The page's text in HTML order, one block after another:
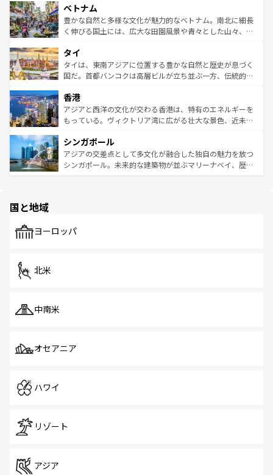
参照してほしい。
容にもいいと評判のスイーツなど、バラエティ豊かな料理
が味わえる。 なお、新着の台湾情報は コンテンツ一覧を参
照してほしい。
き、地方に足を延ばせば四季折々の自然美を楽しむことが
できる。そして、キムチや焼肉、絶品のストリートフード
まで、さまざまな韓国料理が待っている。夜には、韓国な
リティに包まれながら、韓国の多彩な魅力を心ゆくまで味
わってみてほしい。 なお、新着の韓国情報はコンテンツ一
覧を参照してほしい。
ベトナム
豊かな自然と多様な文化が魅力的なベトナム。南北に細長
く伸びる国土には、広大な田園風景や青々とした山々、世
急速な発展と共に伝統が息づく。ハノイの古い町並みやホ
ーチミン市のフランス統治時代の建物も、独特の雰囲気を
醸し出している。また、バラエティの豊かさとおいしさで
とつ。フォーやバインミー、ベトナムコーヒーなどは、ぜ
ひ現地で味わいたい。どの地域を訪れてもあたたかい人々
が旅行者を迎えてくれるので、きっと忘れられない旅にな
参照してほしい。
タイ
タイは、東南アジアに位置する豊かな自然と歴史が息づく
国だ。首都バンコクは高層ビルが立ち並ぶ一方、伝統的な
の活気が交差している。北部ではチェンマイなどの山岳地
帯で自然と触れ合い、南部ではプーケットやクラビの美し
いビーチでリゾート気分を楽しむことができる。タイ料理
激する。気候は一年中温暖で、どの季節にも異なる楽しみ
が待っている。親しみやすいタイの人々、仏教を中心とし
た文化、そして多様な観光資源が、訪れる旅人を魅了し続
香港
アジアと西洋の文化が交わる香港は、特有のエネルギーを
もっている。ヴィクトリア湾に広がる壮大な景色、近未来
み、どこを訪れても感動するはず。観光スポットが密集し
ており、効率よく見どころを回れるのも魅力。息をのむよ
うな絶景から文化的な体験まで、香港を存分に楽しみ尽く
シンガポール
アジアの交差点として多文化が融合した独自の魅力を放つ
シンガポール。未来的な建築物が並ぶマリーナベイ、歴史
で、ホーカーズは地元の風情を楽しめる外せないスポット
国と地域
ヨーロッパ
北米
中南米
オセアニア
ハワイ
リゾート
アジア